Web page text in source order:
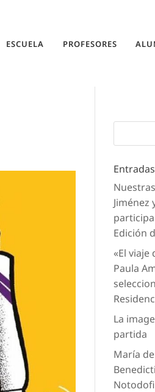
ESCUELA PROFESORES
Jiménez
Edición
«El viaje
Paula
La
partida
María